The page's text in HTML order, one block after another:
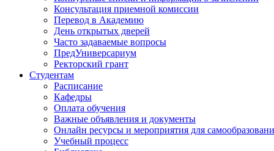
Консультация приемной комиссии
Перевод в Академию
День открытых дверей
Часто задаваемые вопросы
ПредУниверсариум
Ректорский грант
Студентам
Расписание
Кафедры
Оплата обучения
Важные объявления и документы
Онлайн ресурсы и мероприятия для
Учебный процесс